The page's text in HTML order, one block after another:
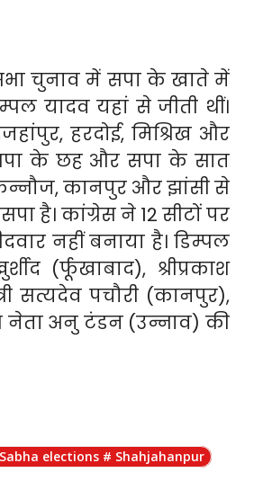
चुनाव में सपा के खाते में
यादव यहां से जीती थीं।
हरदोई, मिश्रिख और
के छह और सपा के सात
कन्नौज, कानपुर और झांसी से
है। कांग्रेस ने 12 सीटों पर
नहीं बनाया है। डिम्पल
(र्फूखाबाद), श्रीप्रकाश
सत्यदेव पचौरी (कानपुर),
नेता अनु टंडन (उन्नाव) की
Sabha elections # Shahjahanpur